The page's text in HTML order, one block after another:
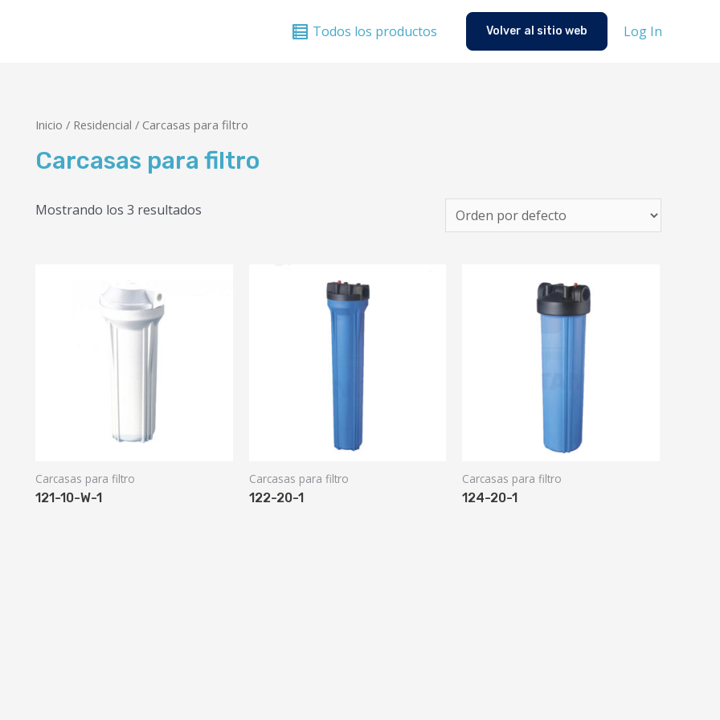
Todos los productos Volver al sitio web Log In
Inicio / Residencial / Carcasas para filtro
Carcasas para filtro
Mostrando los 3 resultados
Carcasas para filtro
121-10-W-1
Carcasas para filtro
122-20-1
Carcasas para filtro
124-20-1